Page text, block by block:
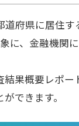
道府県に居住
に、金融機関
結果概要レポー
できます。